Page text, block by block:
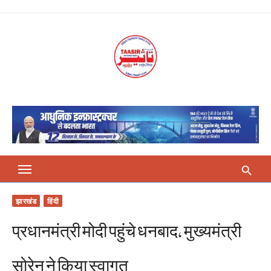
झारखंड हिंदी
प्रधानमंत्री मोदी पहुंचे धनबाद, मुख्यमंत्री